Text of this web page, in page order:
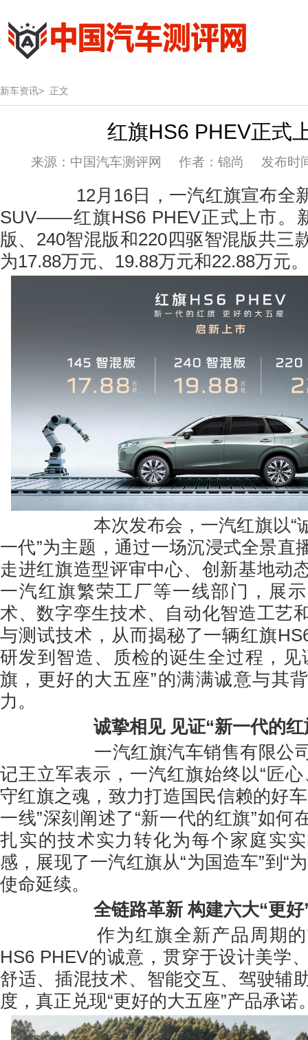
新车资讯> 正文
红旗HS6 PHEV正式
来源：中国汽车测评网 作者：锦尚 发布时
12月16日，一汽红旗宣布全新
SUV——红旗HS6 PHEV正式上市。
版、240智混版和220四驱智混版共三
为17.88万元、19.88万元和22.88万元。
本次发布会，一汽红旗以“诚
一代”为主题，通过一场沉浸式全景直
走进红旗造型评审中心、创新基地动
一汽红旗繁荣工厂等一线部门，展
术、数字孪生技术、自动化智造工艺
与测试技术，从而揭秘了一辆红旗
研发到智造、质检的诞生全过程，见
旗，更好的大五座”的满满诚意与其
力。
诚挚相见 见证“新一代的
一汽红旗汽车销售有限公司
记王立军表示，一汽红旗始终以“匠
守红旗之魂，致力打造国民信赖的好
一线”深刻阐述了“新一代的红旗”如何
扎实的技术实力转化为每个家庭实
感，展现了一汽红旗从“为国造车”到“
使命延续。
全链路革新 构建六大“更
作为红旗全新产品周期的
HS6 PHEV的诚意，贯穿于设计美学
舒适、插混技术、智能交互、驾驶辅
度，真正兑现“更好的大五座”产品承诺